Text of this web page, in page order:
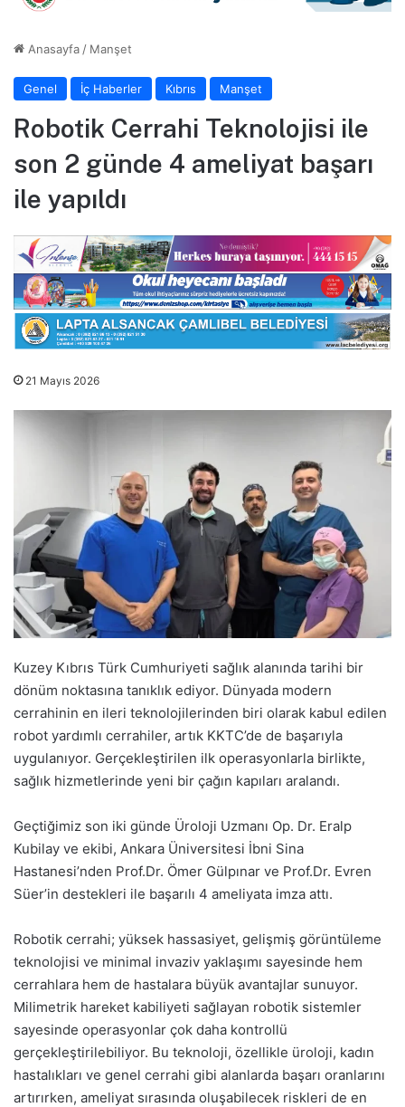
Anasayfa / Manşet
Genel İç Haberler Kıbrıs Manşet
Robotik Cerrahi Teknolojisi ile
son 2 günde 4 ameliyat başarı
ile yapıldı
21 Mayıs 2026
Kuzey Kıbrıs Türk Cumhuriyeti sağlık alanında tarihi bir
dönüm noktasına tanıklık ediyor. Dünyada modern
cerrahinin en ileri teknolojilerinden biri olarak kabul edilen
robot yardımlı cerrahiler, artık KKTC’de de başarıyla
uygulanıyor. Gerçekleştirilen ilk operasyonlarla birlikte,
sağlık hizmetlerinde yeni bir çağın kapıları aralandı.
Geçtiğimiz son iki günde Üroloji Uzmanı Op. Dr. Eralp
Kubilay ve ekibi, Ankara Üniversitesi İbni Sina
Hastanesi’nden Prof.Dr. Ömer Gülpınar ve Prof.Dr. Evren
Süer’in destekleri ile başarılı 4 ameliyata imza attı.
Robotik cerrahi; yüksek hassasiyet, gelişmiş görüntüleme
teknolojisi ve minimal invaziv yaklaşımı sayesinde hem
cerrahlara hem de hastalara büyük avantajlar sunuyor.
Milimetrik hareket kabiliyeti sağlayan robotik sistemler
sayesinde operasyonlar çok daha kontrollü
gerçekleştirilebiliyor. Bu teknoloji, özellikle üroloji, kadın
hastalıkları ve genel cerrahi gibi alanlarda başarı oranlarını
artırırken, ameliyat sırasında oluşabilecek riskleri de en